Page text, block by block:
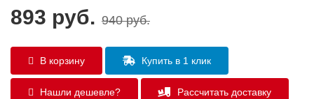
893 руб. 940 руб.
В корзину Купить в 1 клик
Нашли дешевле? Рассчитать доставку